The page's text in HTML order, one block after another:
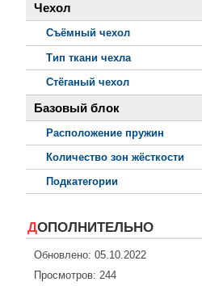
Чехол
Съёмный чехол
Тип ткани чехла
Стёганый чехол
Базовый блок
Расположение пружин
Количество зон жёсткости
Подкатегории
ДОПОЛНИТЕЛЬНО
Обновлено: 05.10.2022
Просмотров: 244